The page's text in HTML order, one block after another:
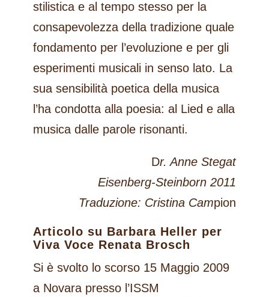
stilistica e al tempo stesso per la
consapevolezza della tradizione quale
fondamento per l’evoluzione e per gli
esperimenti musicali in senso lato. La
sua sensibilità poetica della musica
l’ha condotta alla poesia: al Lied e alla
musica dalle parole risonanti.
Dr. Anne Stegat
Eisenberg-Steinborn 2011
Traduzione: Cristina Campion
Articolo su Barbara Heller per
Viva Voce Renata Brosch
Si è svolto lo scorso 15 Maggio 2009
a Novara presso l’ISSM